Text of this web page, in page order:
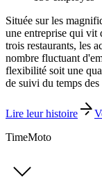
Située sur les
une entreprise qui vit
trois restaurants, les
nombre fluctuant
flexibilité soit une
de suivi du temps des
Lire leur histoire
TimeMoto